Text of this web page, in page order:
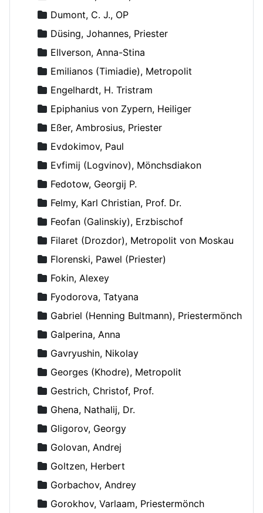
Dumont, C. J., OP
Düsing, Johannes, Priester
Ellverson, Anna-Stina
Emilianos (Timiadie), Metropolit
Engelhardt, H. Tristram
Epiphanius von Zypern, Heiliger
Eßer, Ambrosius, Priester
Evdokimov, Paul
Evfimij (Logvinov), Mönchsdiakon
Fedotow, Georgij P.
Felmy, Karl Christian, Prof. Dr.
Feofan (Galinskiy), Erzbischof
Filaret (Drozdor), Metropolit von Moskau
Florenski, Pawel (Priester)
Fokin, Alexey
Fyodorova, Tatyana
Gabriel (Henning Bultmann), Priestermönch
Galperina, Anna
Gavryushin, Nikolay
Georges (Khodre), Metropolit
Gestrich, Christof, Prof.
Ghena, Nathalij, Dr.
Gligorov, Georgy
Golovan, Andrej
Goltzen, Herbert
Gorbachov, Andrey
Gorokhov, Varlaam, Priestermönch